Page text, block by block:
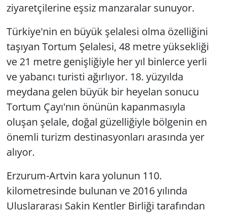
ziyaretçilerine eşsiz manzaralar sunuyor.
Türkiye'nin en büyük şelalesi olma özelliğini
taşıyan Tortum Şelalesi, 48 metre yüksekliği
ve 21 metre genişliğiyle her yıl binlerce yerli
ve yabancı turisti ağırlıyor. 18. yüzyılda
meydana gelen büyük bir heyelan sonucu
Tortum Çayı'nın önünün kapanmasıyla
oluşan şelale, doğal güzelliğiyle bölgenin en
önemli turizm destinasyonları arasında yer
alıyor.
Erzurum-Artvin kara yolunun 110.
kilometresinde bulunan ve 2016 yılında
Uluslararası Sakin Kentler Birliği tarafından